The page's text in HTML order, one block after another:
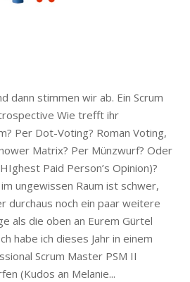
dann stimmen wir ab. Ein Scrum
Wie trefft ihr
Per Dot-Voting? Roman Voting,
Matrix? Per Münzwurf? Oder
Paid Person’s Opinion)?
ungewissen Raum ist schwer,
durchaus noch ein paar weitere
als die oben an Eurem Gürtel
habe ich dieses Jahr in einem
Scrum Master PSM II
(Kudos an Melanie...